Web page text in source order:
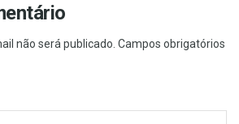
não será publicado. Campos obrigatórios